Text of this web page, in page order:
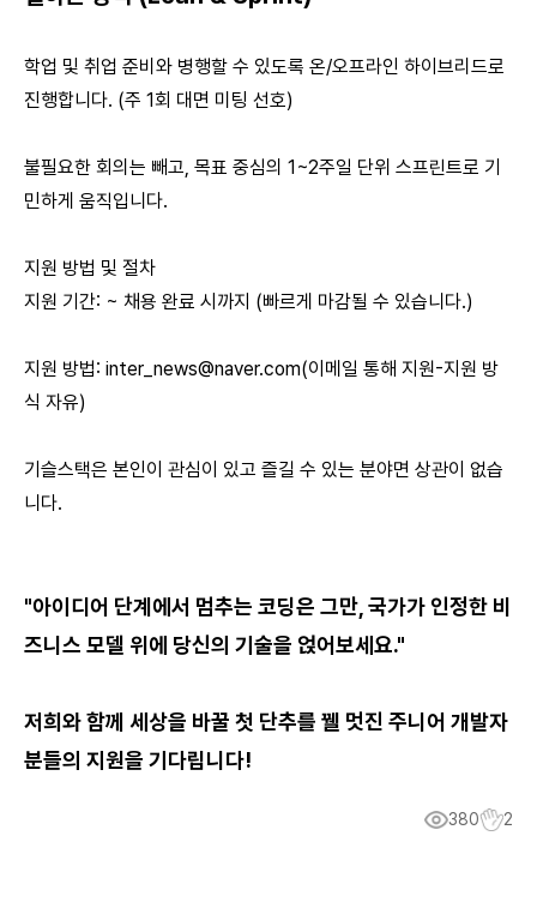
학업 및 취업 준비와 병행할 수 있도록 온/오프라인 하이브리드로
진행합니다. (주 1회 대면 미팅 선호)
불필요한 회의는 빼고, 목표 중심의 1~2주일 단위 스프린트로 기
민하게 움직입니다.
지원 방법 및 절차
지원 기간: ~ 채용 완료 시까지 (빠르게 마감될 수 있습니다.)
지원 방법: inter_news@naver.com(이메일 통해 지원-지원 방
식 자유)
기슬스택은 본인이 관심이 있고 즐길 수 있는 분야면 상관이 없습
니다.
"아이디어 단계에서 멈추는 코딩은 그만, 국가가 인정한 비
즈니스 모델 위에 당신의 기술을 얹어보세요."
저희와 함께 세상을 바꿀 첫 단추를 꿸 멋진 주니어 개발자
분들의 지원을 기다립니다!
380 2